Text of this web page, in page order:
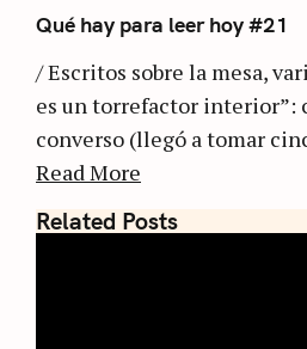
Qué hay para leer hoy #21
/ Escritos sobre la mesa,
es un torrefactor interior”:
converso (llegó a tomar
Read More
Related Posts